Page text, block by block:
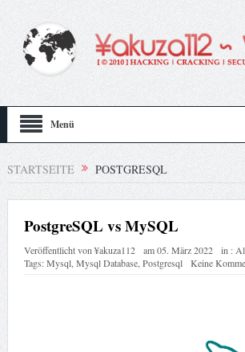
Menü
STARTSEITE POSTGRESQL
PostgreSQL vs MySQL
Veröffentlicht von¥akuza112 am05. März 2022 in :
Tags:Mysql, Mysql Database, Postgresql Keine